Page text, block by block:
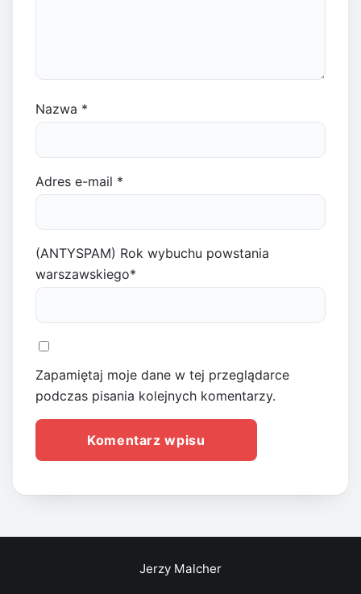
Nazwa *
Adres e-mail *
(ANTYSPAM) Rok wybuchu powstania
warszawskiego*
Zapamiętaj moje dane w tej przeglądarce
podczas pisania kolejnych komentarzy.
Jerzy Malcher